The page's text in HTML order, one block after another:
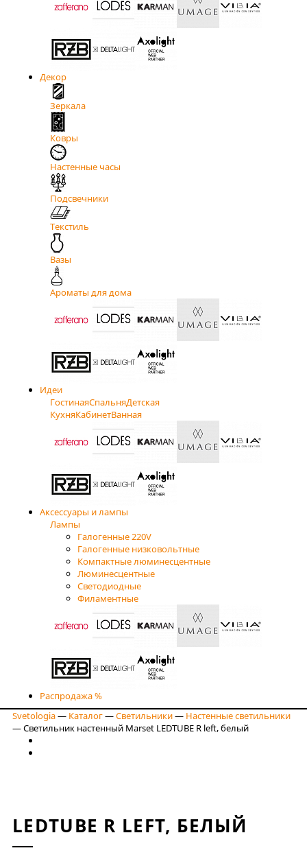
Декор
Зеркала
Ковры
Настенные часы
Подсвечники
Текстиль
Вазы
Ароматы для дома
Идеи
ГостинаяСпальняДетская
КухняКабинетВанная
Аксессуары и лампы
Лампы
Галогенные 220V
Галогенные низковольтные
Компактные люминесцентные
Люминесцентные
Светодиодные
Филаментные
Распродажа %
Svetologia— Каталог—Светильники— Настенные светильники
—Светильник настенный Marset LEDTUBE R left, белый
LEDTUBE R LEFT, БЕЛЫЙ